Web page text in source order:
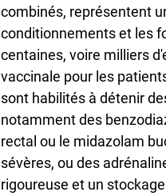
combinés, représentent
conditionnements et les
centaines, voire milliers
vaccinale pour les
sont habilités à détenir
notamment des
rectal ou le midazolam
sévères, ou des
rigoureuse et un